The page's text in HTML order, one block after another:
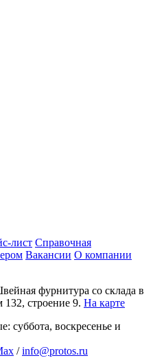
лист Справочная
Вакансии О компании
фурнитура со склада в
строение 9. На карте
суббота, воскресенье и
/info@protos.ru